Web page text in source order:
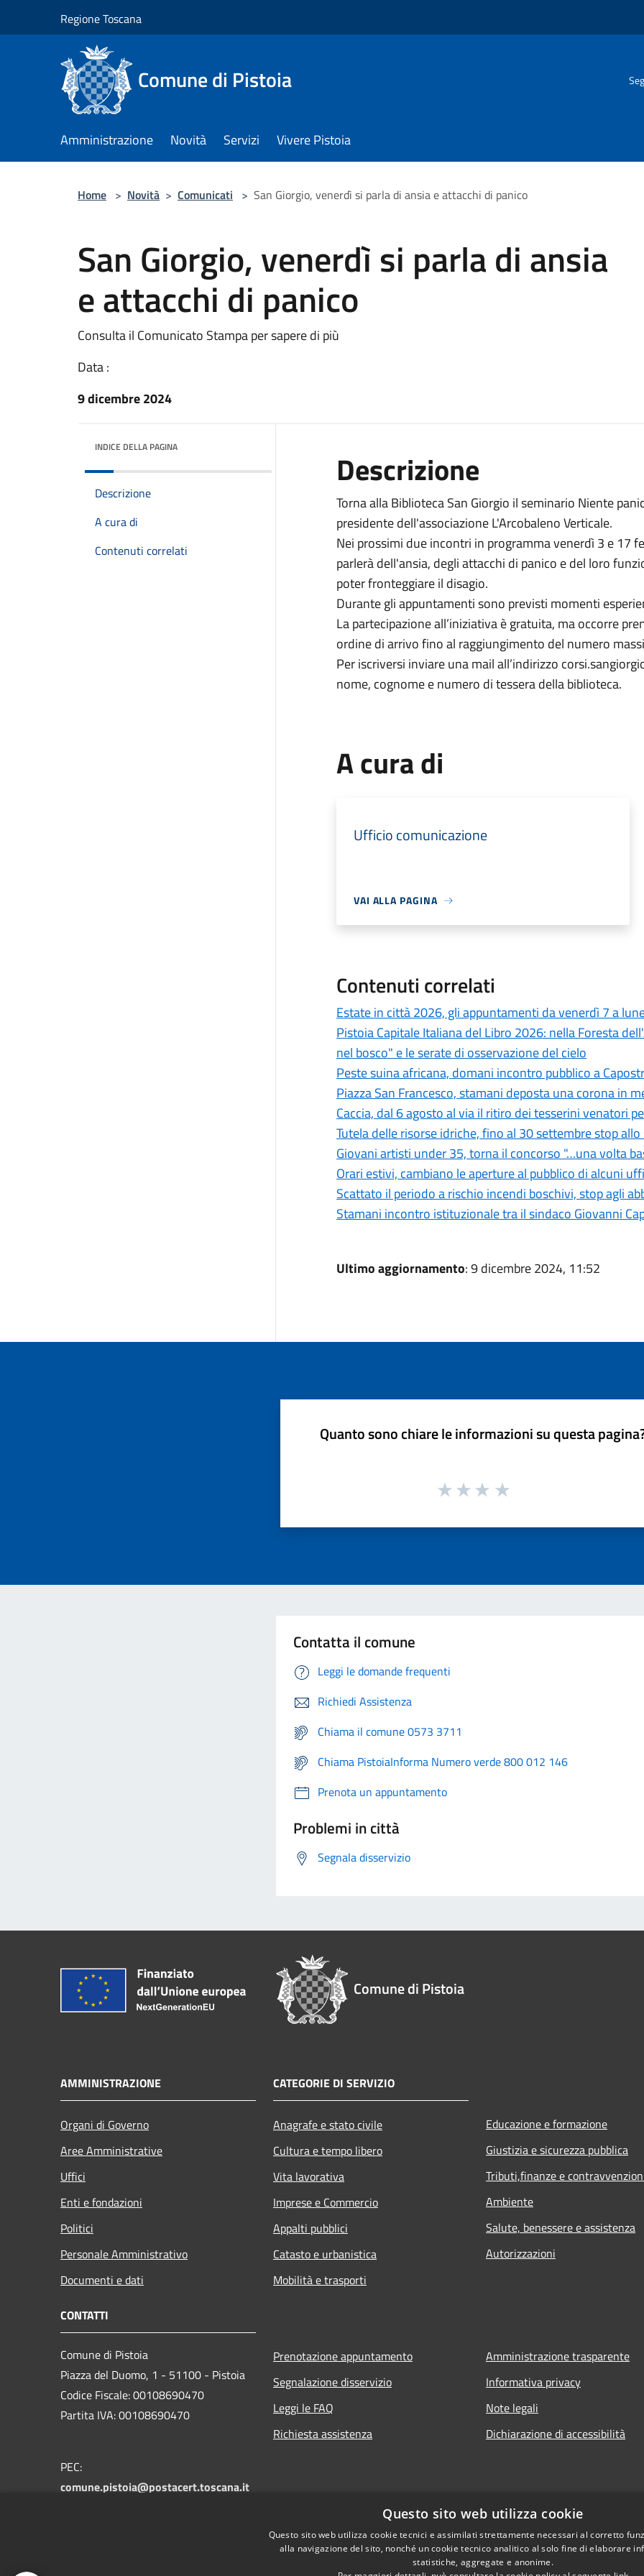
Regione Toscana
Comune di Pistoia
Amministrazione Novità Servizi Vivere Pistoia
Home > Novità > Comunicati > San Giorgio, venerdì si parla di ansia e attacchi di panico
San Giorgio, venerdì si parla di ansia
e attacchi di panico
Consulta il Comunicato Stampa per sapere di più
Data :
9 dicembre 2024
INDICE DELLA PAGINA
Descrizione
A cura di
Contenuti correlati
Descrizione
Torna alla Biblioteca San Giorgio il seminario Niente
presidente dell'associazione L'Arcobaleno Verticale.
Nei prossimi due incontri in programma venerdì 3 e 17
parlerà dell'ansia, degli attacchi di panico e del loro
poter fronteggiare il disagio.
Durante gli appuntamenti sono previsti momenti
La partecipazione all’iniziativa è gratuita, ma occorre
ordine di arrivo fino al raggiungimento del numero
Per iscriversi inviare una mail all’indirizzo
nome, cognome e numero di tessera della biblioteca.
A cura di
Ufficio comunicazione
VAI ALLA PAGINA
Contenuti correlati
Estate in città 2026, gli appuntamenti da venerdì 7 a
Pistoia Capitale Italiana del Libro 2026: nella Foresta
nel bosco" e le serate di osservazione del cielo
Peste suina africana, domani incontro pubblico a
Piazza San Francesco, stamani deposta una corona in
Caccia, dal 6 agosto al via il ritiro dei tesserini venatori
Tutela delle risorse idriche, fino al 30 settembre stop
Giovani artisti under 35, torna il concorso "…una volta
Orari estivi, cambiano le aperture al pubblico di alcuni
Scattato il periodo a rischio incendi boschivi, stop agli
Stamani incontro istituzionale tra il sindaco Giovanni
Ultimo aggiornamento: 9 dicembre 2024, 11:52
Quanto sono chiare le informazioni su questa
Contatta il comune
Leggi le domande frequenti
Richiedi Assistenza
Chiama il comune 0573 3711
Chiama PistoiaInforma Numero verde 800 012 146
Prenota un appuntamento
Problemi in città
Segnala disservizio
Comune di Pistoia
AMMINISTRAZIONE
Organi di Governo
Aree Amministrative
Uffici
Enti e fondazioni
Politici
Personale Amministrativo
Documenti e dati
CATEGORIE DI SERVIZIO
Anagrafe e stato civile
Cultura e tempo libero
Vita lavorativa
Imprese e Commercio
Appalti pubblici
Catasto e urbanistica
Mobilità e trasporti
Educazione e formazione
Giustizia e sicurezza pubblica
Tributi,finanze e
Ambiente
Salute, benessere e assistenza
Autorizzazioni
CONTATTI
Comune di Pistoia
Piazza del Duomo, 1 - 51100 - Pistoia
Codice Fiscale: 00108690470
Partita IVA: 00108690470
PEC:
comune.pistoia@postacert.toscana.it
Prenotazione appuntamento
Segnalazione disservizio
Leggi le FAQ
Richiesta assistenza
Amministrazione trasparente
Informativa privacy
Note legali
Dichiarazione di accessibilità
Questo sito web utilizza cookie
Questo sito web utilizza cookie tecnici e assimilati strettamente necessari al corretto
alla navigazione del sito, nonché un cookie tecnico analitico al solo fine di elaborare
statistiche, aggregate e anonime.